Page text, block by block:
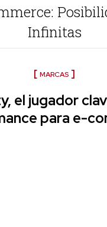
Infinitas
MARCAS
el jugador
para e-